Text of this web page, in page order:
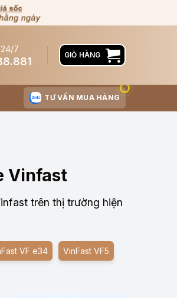
7
GIỎ HÀNG
TƯ VẤN MUA HÀNG
Vinfast
trên thị trường hiện
VF e34 VinFast VF5